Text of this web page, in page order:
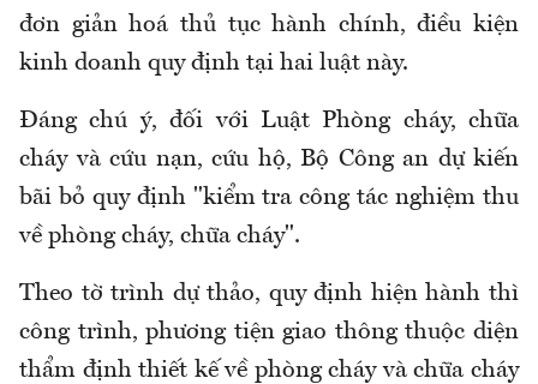
đơn giản hoá thủ tục hành chính, điều kiện
kinh doanh quy định tại hai luật này.
Đáng chú ý, đối với Luật Phòng cháy, chữa
cháy và cứu nạn, cứu hộ, Bộ Công an dự kiến
bãi bỏ quy định "kiểm tra công tác nghiệm thu
về phòng cháy, chữa cháy".
Theo tờ trình dự thảo, quy định hiện hành thì
công trình, phương tiện giao thông thuộc diện
thẩm định thiết kế về phòng cháy và chữa cháy